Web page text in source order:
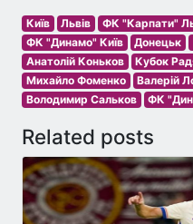
Київ Львів ФК "Карпати"
ФК "Динамо" Київ
Донецьк
Анатолій Коньков
Кубок
Михайло Фоменко
Валерій
Володимир Сальков
ФК
Related posts